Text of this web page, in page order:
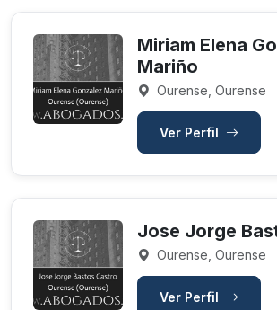
Miriam Elena
Mariño
Ourense, Ourense
Ver Perfil
Jose Jorge
Ourense, Ourense
Ver Perfil